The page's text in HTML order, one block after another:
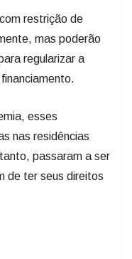
restrição de
mas poderão
regularizar a
esses
nas residências
passaram a ser
de ter seus direitos